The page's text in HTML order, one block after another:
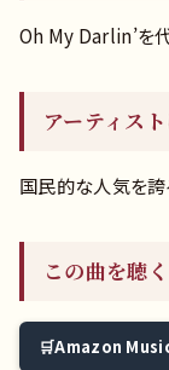
Oh My Darlin’を
アーティス
国民的な人気を誇
この曲を聴く
Amazon